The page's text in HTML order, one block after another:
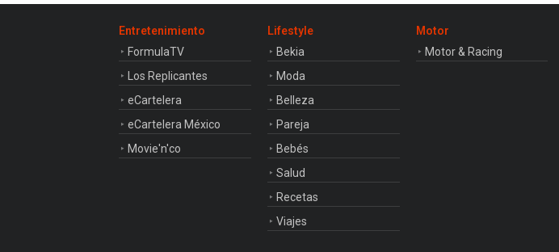
Entretenimiento
FormulaTV
Los Replicantes
eCartelera
eCartelera México
Movie'n'co
Lifestyle
Bekia
Moda
Belleza
Pareja
Bebés
Salud
Recetas
Viajes
Motor
Motor & Racing